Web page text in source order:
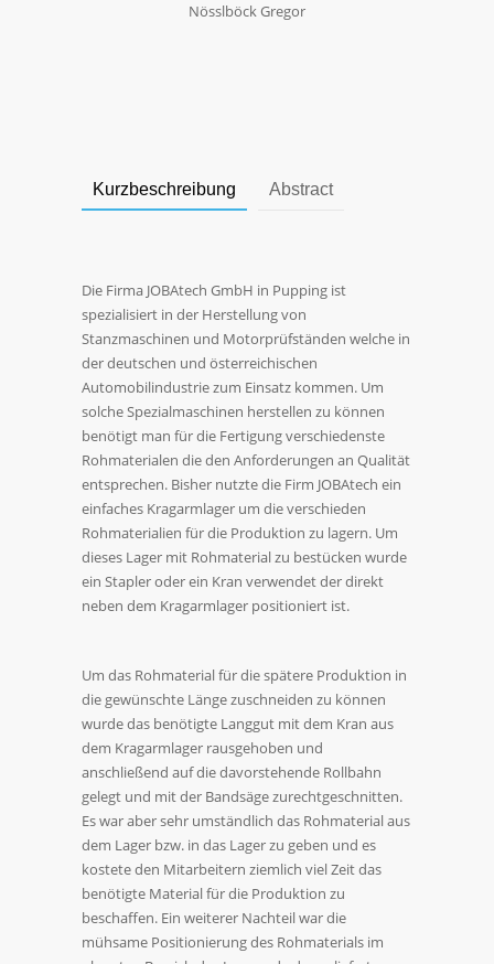
Nösslböck Gregor
Kurzbeschreibung Abstract
Die Firma JOBAtech GmbH in Pupping ist
spezialisiert in der Herstellung von
Stanzmaschinen und Motorprüfständen welche in
der deutschen und österreichischen
Automobilindustrie zum Einsatz kommen. Um
solche Spezialmaschinen herstellen zu können
benötigt man für die Fertigung verschiedenste
Rohmaterialen die den Anforderungen an Qualität
entsprechen. Bisher nutzte die Firm JOBAtech ein
einfaches Kragarmlager um die verschieden
Rohmaterialien für die Produktion zu lagern. Um
dieses Lager mit Rohmaterial zu bestücken wurde
ein Stapler oder ein Kran verwendet der direkt
neben dem Kragarmlager positioniert ist.
Um das Rohmaterial für die spätere Produktion in
die gewünschte Länge zuschneiden zu können
wurde das benötigte Langgut mit dem Kran aus
dem Kragarmlager rausgehoben und
anschließend auf die davorstehende Rollbahn
gelegt und mit der Bandsäge zurechtgeschnitten.
Es war aber sehr umständlich das Rohmaterial aus
dem Lager bzw. in das Lager zu geben und es
kostete den Mitarbeitern ziemlich viel Zeit das
benötigte Material für die Produktion zu
beschaffen. Ein weiterer Nachteil war die
mühsame Positionierung des Rohmaterials im